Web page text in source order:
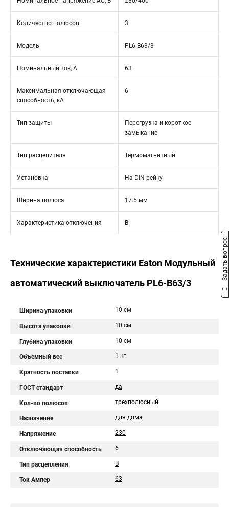
Количество полюсов 3
Модель PL6-B63/3
Номинальный ток, А 63
Максимальная отключающая
способность, кА
6
Тип защиты
Перегрузка и короткое
замыкание
Тип расцепителя Термомагнитный
Установка На DIN-рейку
Ширина полюса 17.5 мм
Характеристика отключения B
Технические характеристики Eaton Модульный
автоматический выключатель PL6-B63/3
Ширина упаковки 10 см
Высота упаковки 10 см
Глубина упаковки 10 см
Объемный вес 1 кг
Кратность поставки 1
ГОСТ стандарт да
Кол-во полюсов трехполюсный
Назначение для дома
Напряжение 230
Отключающая способность 6
Тип расцепления B
Ток Ампер 63
Задать вопрос